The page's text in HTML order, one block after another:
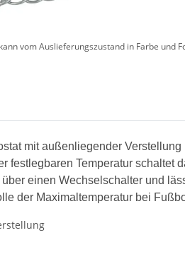
vom Auslieferungszustand in Farbe und
mit außenliegender
festlegbaren Temperatur schaltet
über einen Wechselschalter und
der Maximaltemperatur bei